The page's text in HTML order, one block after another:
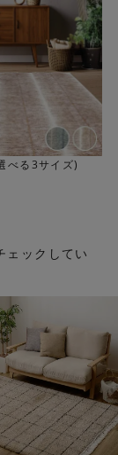
べる3サイズ)
ェックしてい